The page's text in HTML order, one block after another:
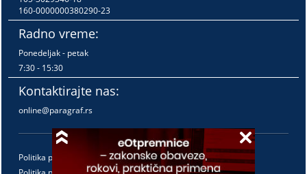
160-0000000380290-23
Radno vreme:
Ponedeljak - petak
7:30 - 15:30
Kontaktirajte nas:
online@paragraf.rs
Politika privatnosti